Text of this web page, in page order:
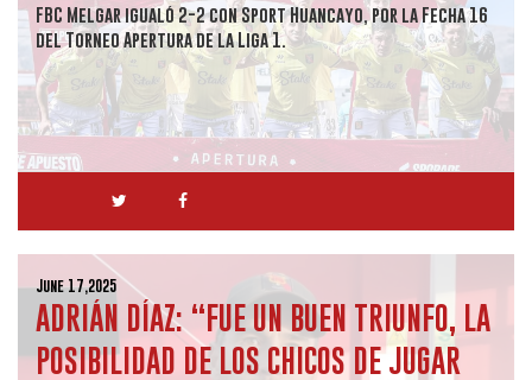
FBC Melgar igualó 2-2 con Sport Huancayo, por la Fecha 16
del Torneo Apertura de la Liga 1.
June 17,2025
ADRIÁN DÍAZ: “FUE UN BUEN TRIUNFO, LA
POSIBILIDAD DE LOS CHICOS DE JUGAR